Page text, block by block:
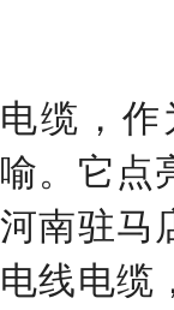
电缆，作
喻。它点
河南驻马
电线电缆